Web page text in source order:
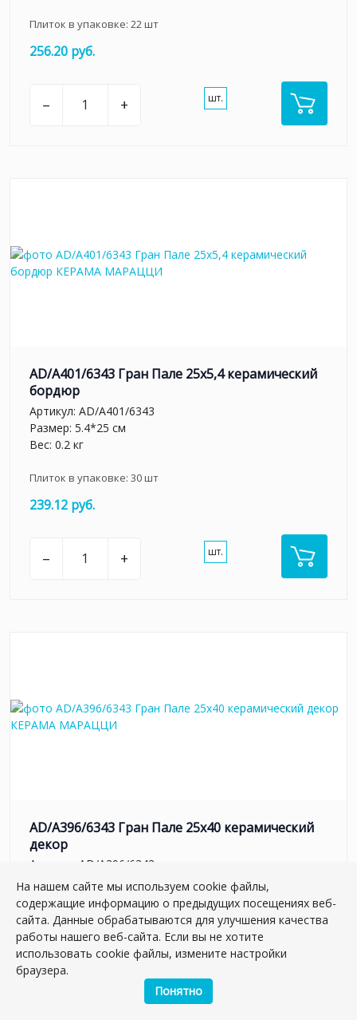
Плиток в упаковке: 22шт
256.20 руб.
– + шт.
AD/A401/6343 Гран Пале 25x5,4 керамический
бордюр
Артикул: AD/A401/6343
Размер: 5.4*25 см
Вес: 0.2 кг
Плиток в упаковке: 30шт
239.12 руб.
– + шт.
AD/A396/6343 Гран Пале 25x40 керамический
декор
Артикул:
AD/A396/6343
Размер: 40*25 см
Вес: 1.512 кг
Плиток в упаковке: 10шт
500.20 руб.
шт.
На нашем сайте мы используем cookie файлы,
содержащие информацию о предыдущих посещениях веб-
сайта. Данные обрабатываются для улучшения качества
работы нашего веб-сайта. Если вы не хотите
использовать cookie файлы, измените настройки
браузера.
Понятно